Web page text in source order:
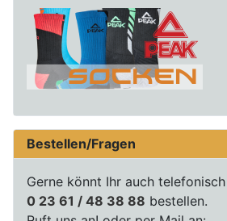
Bestellen/Fragen
Gerne könnt Ihr auch
0 23 61 / 48 38 88 bestellen.